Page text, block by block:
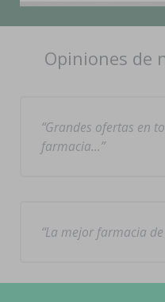
Opiniones de
Grandes ofertas en
farmacia…
La mejor farmacia